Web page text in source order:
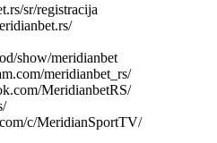
sr/registracija
show/meridianbet
meridianbet_rs/
MeridianbetRS/
c/MeridianSportTV/